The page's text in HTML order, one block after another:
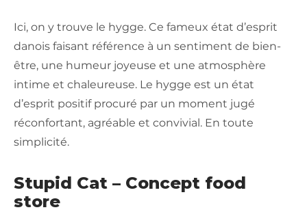
Ici, on y trouve le hygge. Ce fameux état d’esprit
danois faisant référence à un sentiment de bien-
être, une humeur joyeuse et une atmosphère
intime et chaleureuse. Le hygge est un état
d’esprit positif procuré par un moment jugé
réconfortant, agréable et convivial. En toute
simplicité.
Stupid Cat – Concept food
store